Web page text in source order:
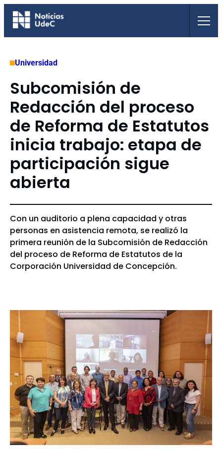
Saltar
Universidad
Subcomisión de
Redacción del proceso
de Reforma de Estatutos
inicia trabajo: etapa de
participación sigue
abierta
Con un auditorio a plena capacidad y otras
personas en asistencia remota, se realizó la
primera reunión de la Subcomisión de Redacción
del proceso de Reforma de Estatutos de la
Corporación Universidad de Concepción.